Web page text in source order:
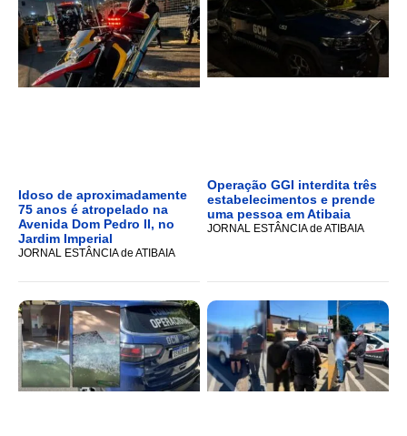
Idoso de aproximadamente
75 anos é atropelado na
Avenida Dom Pedro II, no
Jardim Imperial
JORNAL ESTÂNCIA de ATIBAIA
Operação GGI interdita três
estabelecimentos e prende
uma pessoa em Atibaia
JORNAL ESTÂNCIA de ATIBAIA